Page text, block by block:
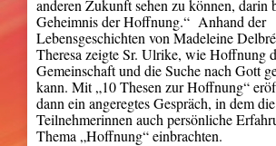
anderen Zukunft sehen zu können, darin
Geheimnis der Hoffnung.“ Anhand der
Lebensgeschichten von Madeleine
Theresa zeigte Sr. Ulrike, wie Hoffnung
Gemeinschaft und die Suche nach Gott
kann. Mit „10 Thesen zur Hoffnung“
dann ein angeregtes Gespräch, in dem die
Teilnehmerinnen auch persönliche
Thema „Hoffnung“ einbrachten.